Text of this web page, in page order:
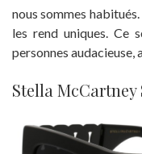
nous sommes
les rend uniques. Ce
personnes audacieuse,
Stella McCartney